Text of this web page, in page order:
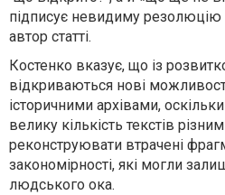
підписує невидиму
автор статті.
Костенко вказує, що із
відкриваються нові
історичними архівами,
велику кількість текстів
реконструювати втрачені
закономірності, які могли
людського ока.